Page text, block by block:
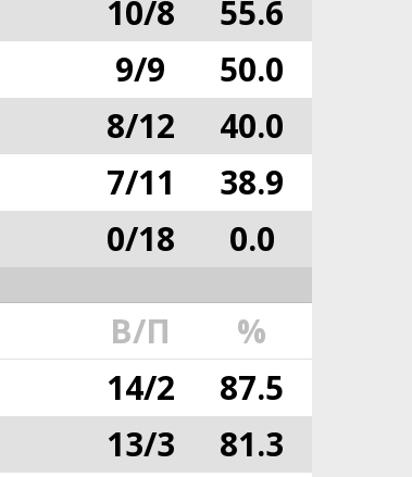
10/8 55.6
9/9 50.0
8/12 40.0
7/11 38.9
0/18 0.0
В/П %
14/2 87.5
13/3 81.3